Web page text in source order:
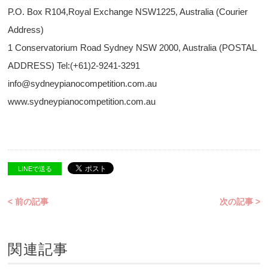
P.O. Box R104,Royal Exchange NSW1225, Australia (Courier
Address)
1 Conservatorium Road Sydney NSW 2000, Australia (POSTAL
ADDRESS) Tel:(+61)2-9241-3291
info@sydneypianocompetition.com.au
www.sydneypianocompetition.com.au
LINEで送る
< 前の記事 次の記事 >
関連記事